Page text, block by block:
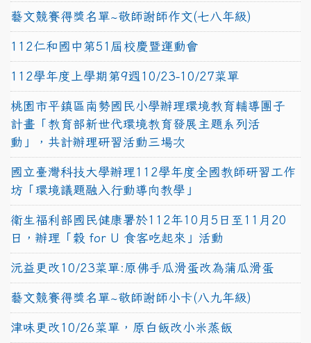
藝文競賽得獎名單~敬師謝師作文(七八年級)
112仁和國中第51屆校慶暨運動會
112學年度上學期第9週10/23-10/27菜單
桃園市平鎮區南勢國民小學辦理環境教育輔導團子
計畫「教育部新世代環境教育發展主題系列活
動」，共計辦理研習活動三場次
國立臺灣科技大學辦理112學年度全國教師研習工作
坊「環境議題融入行動導向教學」
衛生福利部國民健康署於112年10月5日至11月20
日，辦理「穀 for U 食客吃起來」活動
沅益更改10/23菜單:原佛手瓜滑蛋改為蒲瓜滑蛋
藝文競賽得獎名單~敬師謝師小卡(八九年級)
津味更改10/26菜單，原白飯改小米蒸飯